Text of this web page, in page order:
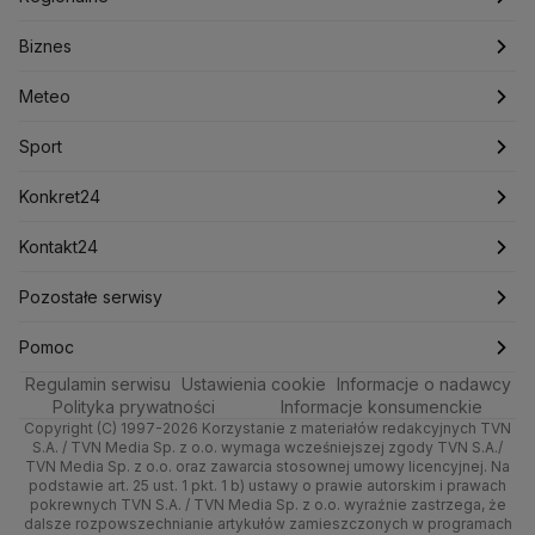
Kryptowaluty
Lotnisko Chopina
Mariusz Błaszczak
Mark Zuckerberg
Ministerstwo Aktywów Państwowych
Ministerstwo Infrastruktury
Ministerstwo Rolnictwa
Ministerstwo Rozwoju i Technologii
Ministerstwo Sportu i Turystyki
Ministerstwo Cyfryzacji
Ministerstwo Edukacji Narodowej
Ministerstwo Finansów
Biznes
Meteo
Sport
Zdrowie
Technologia
Quizy
Tematy
Podcasty
Artykuły
Newslettery
Fakty po Faktach
Fakty o Świecie
Ludzie Faktów
Warszawa
Łódź
Katowice
Kraków
Poznań
Trójmiasto
Kielce
Kujawsko-pomorskie
Lublin
Biznes
Najnowsze
Notowania
Pieniądze
Nieruchomości
Rynki
Dla firm
Handel
Ze świata
Tech
Meteo
Pogoda godzinowa
Pogoda długoterminowa
Pogoda na jutro
Pogoda na weekend
Najnowsze
Polska
Prognoza
Świat
Sport
Piłka Nożna
Tenis
Kolarstwo
Skoki Narciarskie
Sporty zimowe
Lekkoatletyka
Siatkówka
Konkret24
Najnowsze
Polska
Świat
Polityka
Zdrowie
Tech
Kontakt24
Najnowsze
Gorące Tematy
Wyślij zgłoszenie
Pozostałe serwisy
TVN
Dzień Dobry TVN
Uwaga TVN
HGTV
Pomoc
Centrum pomocy
Test zgodności
Oglądaj na TV
Regulamin serwisu Ustawienia cookie
Informacje o nadawcy
Polityka prywatności
Informacje konsumenckie
Copyright (C) 1997-2026 Korzystanie z materiałów redakcyjnych TVN
S.A. / TVN Media Sp. z o.o. wymaga wcześniejszej zgody TVN S.A./
TVN Media Sp. z o.o. oraz zawarcia stosownej umowy licencyjnej. Na
podstawie art. 25 ust. 1 pkt. 1 b) ustawy o prawie autorskim i prawach
pokrewnych TVN S.A. / TVN Media Sp. z o.o. wyraźnie zastrzega, że
dalsze rozpowszechnianie artykułów zamieszczonych w programach